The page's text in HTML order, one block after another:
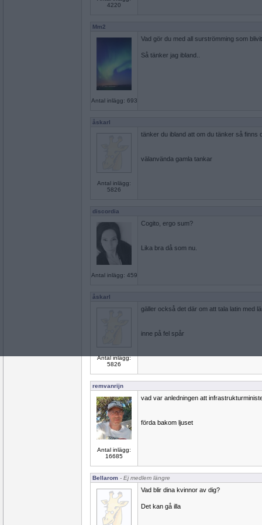
4220
Mm2
Antal inlägg: 693
Vad gör du med all surströmming som
Så tänker jag ibland..
åskarl
Antal inlägg:
5826
tänker du ibland att om du tänker så finns
välanvända gamla tankar
discordia
Antal inlägg: 459
Cogito, ergo sum?
Lika bra då som nu.
åskarl
Antal inlägg:
5826
gäller också det där om att tala latin med
inne på fel spår
remvanrijn
Antal inlägg:
16685
vad var anledningen att
förda bakom ljuset
Bellarom - Ej medlem längre
Vad blir dina kvinnor av dig?
Det kan gå illa